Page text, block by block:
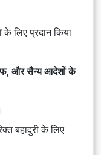
के लिए प्रदान किया
और सैन्य आदेशों के
बहादुरी के लिए